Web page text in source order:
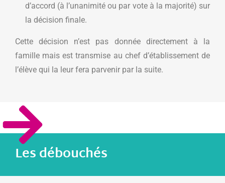
d’accord (à l’unanimité ou par vote à la majorité) sur
la décision finale.
Cette décision n’est pas donnée directement à la
famille mais est transmise au chef d’établissement de
l’élève qui la leur fera parvenir par la suite.
Les débouchés